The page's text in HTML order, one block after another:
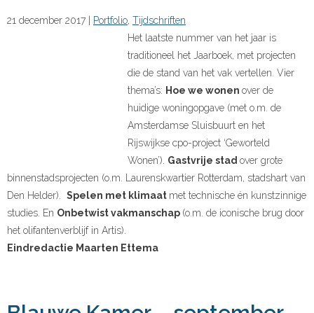
21 december 2017 Portfolio,
Tijdschriften
Het laatste nummer van het jaar is
traditioneel het Jaarboek, met projecten
die de stand van het vak vertellen. Vier
thema’s: Hoe we wonen over de
huidige woningopgave (met o.m. de
Amsterdamse Sluisbuurt en het
Rijswijkse cpo-project ‘Geworteld
Wonen’). Gastvrije stad over grote
binnenstadsprojecten (o.m. Laurenskwartier Rotterdam, stadshart van
Den Helder). Spelen met klimaat met technische én kunstzinnige
studies. En Onbetwist vakmanschap (o.m. de iconische brug door
het olifantenverblijf in Artis).
Eindredactie Maarten Ettema